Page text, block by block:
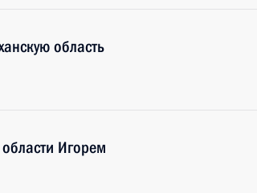
область
Игорем